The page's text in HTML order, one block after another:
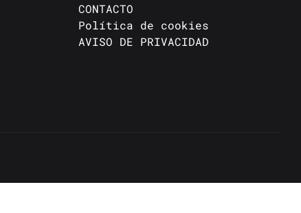
CONTACTO
Política de cookies
AVISO DE PRIVACIDAD